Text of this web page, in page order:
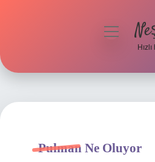
Hakkımızda
menüyü
Pulman Ne Oluyor